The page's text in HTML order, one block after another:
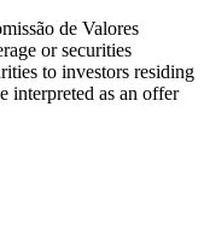
de Valores
or securities
to investors residing
interpreted as an offer